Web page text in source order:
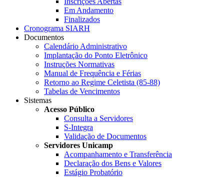
Em Andamento
Finalizados
Cronograma SIARH
Documentos
Calendário Administrativo
Implantação do Ponto Eletrônico
Instruções Normativas
Manual de Frequência e Férias
Retorno ao Regime Celetista (85-88)
Tabelas de Vencimentos
Sistemas
Acesso Público
Consulta a Servidores
S-Integra
Validação de Documentos
Servidores Unicamp
Acompanhamento e Transferência
Declaração dos Bens e Valores
Estágio Probatório